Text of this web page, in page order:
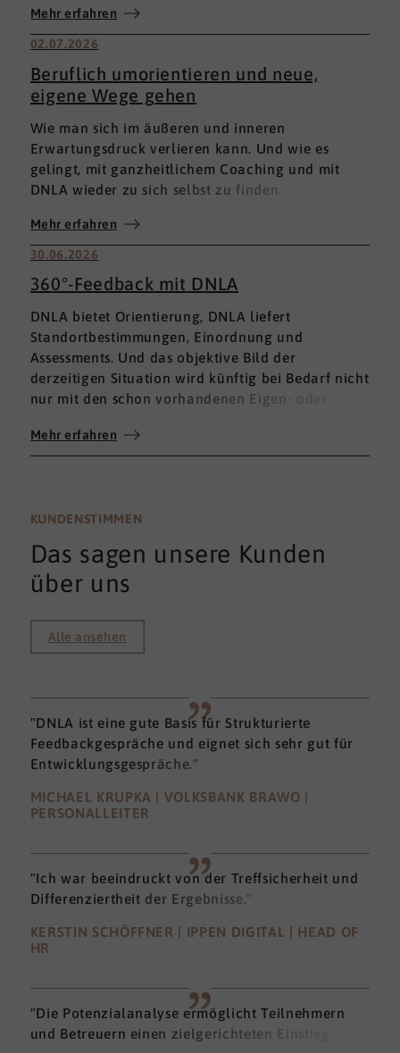
Mehr erfahren
02.07.2026
Beruflich umorientieren und neue,
eigene Wege gehen
Wie man sich im äußeren und inneren
Erwartungsdruck verlieren kann. Und wie es
gelingt, mit ganzheitlichem Coaching und mit
DNLA wieder zu sich selbst zu finden.
Mehr erfahren
30.06.2026
360°-Feedback mit DNLA
DNLA bietet Orientierung, DNLA liefert
Standortbestimmungen, Einordnung und
Assessments. Und das objektive Bild der
derzeitigen Situation wird künftig bei Bedarf nicht
nur mit den schon vorhandenen Eigen- oder
umfassenden 360°-Feedback.
Mehr erfahren
KUNDENSTIMMEN
Das sagen unsere Kunden
über uns
Alle ansehen
"DNLA ist eine gute Basis für Strukturierte
Feedbackgespräche und eignet sich sehr gut für
Entwicklungsgespräche."
MICHAEL KRUPKA | VOLKSBANK BRAWO |
PERSONALLEITER
"Ich war beeindruckt von der Treffsicherheit und
Differenziertheit der Ergebnisse."
KERSTIN SCHÖFFNER | IPPEN DIGITAL | HEAD OF
HR
"Die Potenzialanalyse ermöglicht Teilnehmern
und Betreuern einen zielgerichteten Einstieg."